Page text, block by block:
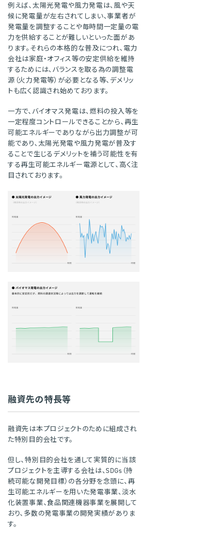
例えば、太陽光発電や風力発電は、風や天
候に発電量が左右されてしまい、事業者が
発電量を調整することや毎時間一定量の電
力を供給することが難しいといった面があ
ります。それらの本格的な普及につれ、電力
会社は家庭・オフィス等の安定供給を維持
するためには、バランスを取る為の調整電
源（火力発電等）が必要となる等、デメリッ
トも広く認識され始めております。
一方で、バイオマス発電は、燃料の投入等を
一定程度コントロールできることから、再生
可能エネルギーでありながら出力調整が可
能であり、太陽光発電や風力発電が普及す
ることで生じるデメリットを補う可能性を有
する再生可能エネルギー電源として、高く注
目されております。
融資先の特長等
融資先は本プロジェクトのために組成され
た特別目的会社です。
但し、特別目的会社を通して実質的に当該
プロジェクトを主導する会社は、SDGs（持
続可能な開発目標）の各分野を念頭に、再
生可能エネルギーを用いた発電事業、淡水
化装置事業、食品関連機器事業を展開して
おり、多数の発電事業の開発実績がありま
す。